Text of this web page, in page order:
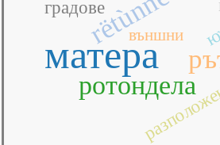
матера
rëtùnnë
ротондела
градове
външни